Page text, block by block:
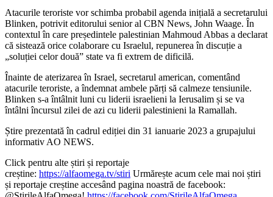
Atacurile teroriste vor schimba probabil agenda inițială a secretarului
Blinken, potrivit editorului senior al CBN News, John Waage. În
contextul în care președintele palestinian Mahmoud Abbas a declarat
că sistează orice colaborare cu Israelul, repunerea în discuție a
„soluției celor două” state va fi extrem de dificilă.
Înainte de aterizarea în Israel, secretarul american, comentând
atacurile teroriste, a îndemnat ambele părți să calmeze tensiunile.
Blinken s-a întâlnit luni cu liderii israelieni la Ierusalim și se va
întâlni încursul zilei de azi cu liderii palestinieni la Ramallah.
Știre prezentată în cadrul ediției din 31 ianuarie 2023 a grupajului
informativ AO NEWS.
Click pentru alte știri și reportaje
creștine: https://alfaomega.tv/stiri Urmărește acum cele mai noi știri
și reportaje creștine accesând pagina noastră de facebook: